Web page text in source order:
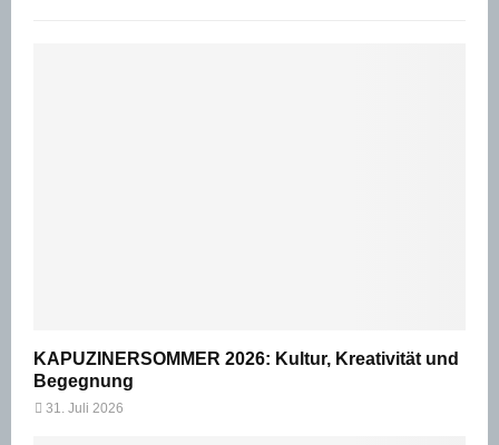
KAPUZINERSOMMER 2026: Kultur, Kreativität und
Begegnung
31. Juli 2026